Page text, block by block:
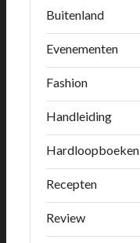
Buitenland
Evenementen
Fashion
Handleiding
Hardloopboeken
Recepten
Review